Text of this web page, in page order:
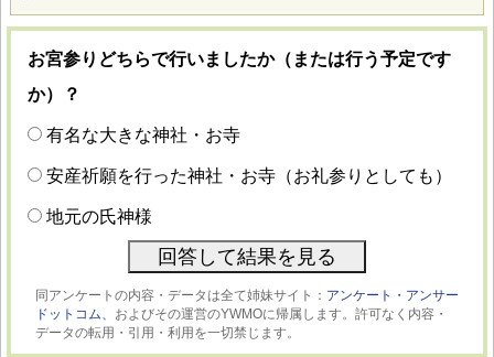
お宮参りどちらで行いましたか（または行う予定です
か）？
有名な大きな神社・お寺
安産祈願を行った神社・お寺（お礼参りとしても）
地元の氏神様
同アンケートの内容・データは全て姉妹サイト： アンケート・アンサー
ドットコム、 およびその運営のYWMOに帰属します。許可なく内容・
データの転用・引用・利用を一切禁じます。